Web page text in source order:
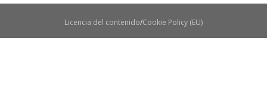
Licencia del contenido Cookie Policy (EU)